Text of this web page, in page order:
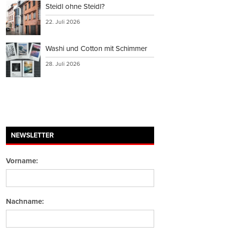
Steidl ohne Steidl?
22. Juli 2026
Washi und Cotton mit Schimmer
28. Juli 2026
NEWSLETTER
Vorname:
Nachname: